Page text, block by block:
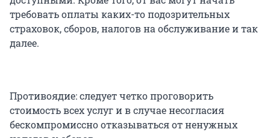
требовать оплаты каких-то подозрительных
страховок, сборов, налогов на обслуживание и так
далее.
Противоядие: следует четко проговорить
стоимость всех услуг и в случае несогласия
бескомпромиссно отказываться от ненужных